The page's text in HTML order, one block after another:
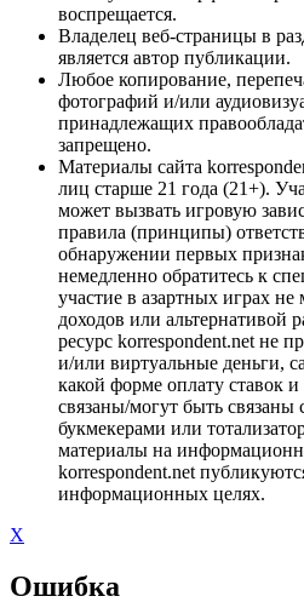
воспрещается.
Владелец веб-страницы в
является автор публикации.
Любое копирование,
фотографий и/или
принадлежащих
запрещено.
Материалы сайта
лиц старше 21 года (21+).
может вызвать игровую
правила (принципы)
обнаружении первых
немедленно обратитесь к
участие в азартных играх
доходов или
ресурс korrespondent.net не
и/или виртуальные деньги,
какой форме оплату ставок
связаны/могут быть связаны
букмекерами или
материалы на
korrespondent.net
информационных целях.
X
Ошибка